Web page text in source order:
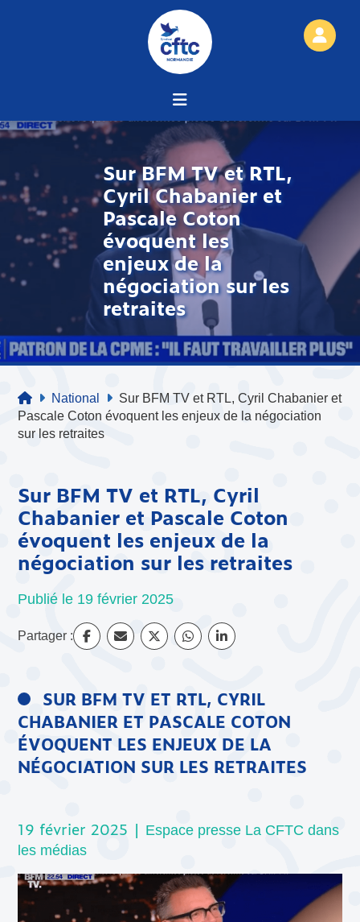
Sur BFM TV et RTL,
Cyril Chabanier et
Pascale Coton
évoquent les
enjeux de la
négociation sur les
retraites
National
Sur BFM TV et RTL, Cyril Chabanier et
Pascale Coton évoquent les enjeux de la négociation
sur les retraites
Sur BFM TV et RTL, Cyril
Chabanier et Pascale Coton
évoquent les enjeux de la
négociation sur les retraites
Publié le 19 février 2025
Partager :
SUR BFM TV ET RTL, CYRIL
CHABANIER ET PASCALE COTON
ÉVOQUENT LES ENJEUX DE LA
NÉGOCIATION SUR LES RETRAITES
19 février 2025 | Espace presse La CFTC dans
les médias